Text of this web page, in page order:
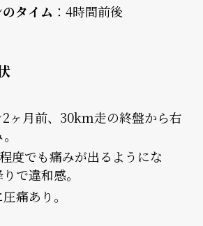
タイム ：4時間前後
2ヶ月前、30km走の終盤から右
度でも痛みが出るようにな
で違和感。
痛あり。